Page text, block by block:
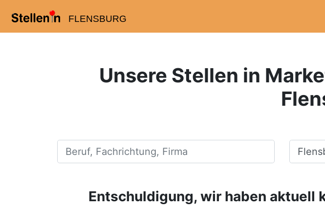
FLENSBURG
Unsere Stellen in
Beruf, Fachrichtung, Firma Ort, Stadt
Entschuldigung, wir haben aktuell